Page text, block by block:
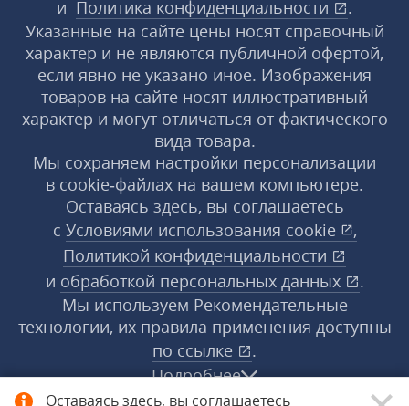
Оставаясь здесь, вы соглашаетесь
и Политика конфиденциальности
.
Указанные на сайте цены носят справочный
характер и не являются публичной офертой,
если явно не указано иное. Изображения
товаров на сайте носят иллюстративный
характер и могут отличаться от фактического
вида товара.
Мы сохраняем настройки персонализации
в cookie‑файлах на вашем компьютере.
Оставаясь здесь, вы соглашаетесь
с Условиями использования cookie
,
Политикой конфиденциальности
и обработкой персональных данных
.
Мы используем Рекомендательные
технологии, их правила применения доступны
по ссылке
.
Подробнее